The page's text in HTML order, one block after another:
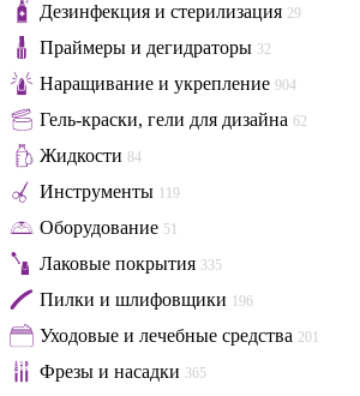
Дезинфекция и стерилизация 29
Праймеры и дегидраторы 32
Наращивание и укрепление 904
Гель-краски, гели для дизайна 62
Жидкости 84
Инструменты 119
Оборудование 51
Лаковые покрытия 335
Пилки и шлифовщики 196
Уходовые и лечебные средства 201
Фрезы и насадки 365